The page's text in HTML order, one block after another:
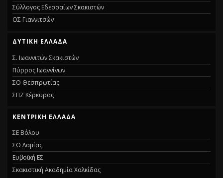
Σύλλογος Εδεσσαίων Σκακιστών
ΟΣ Γιαννιτσών
ΔΥΤΙΚΉ ΕΛΛΆΔΑ
Σ. Ιωαννιτών Σκακιστών
Πύρρος Ιωαννίνων
ΣΟ Θεσπρωτίας
ΣΠΖ Κέρκυρας
ΚΕΝΤΡΙΚΉ ΕΛΛΆΔΑ
ΣΕ Βόλου
ΣΟ Λαμίας
Ευβοϊκή ΕΣ
Σκακιστική Ακαδημία Χαλκίδας